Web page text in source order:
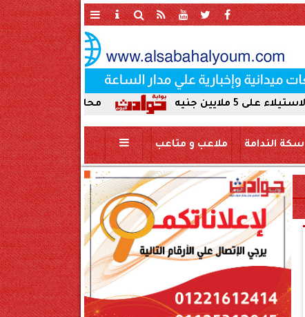
محافظ سوهاج يحيل واقعة ردم نهر
سكة الندامة ملاعب و متاعب